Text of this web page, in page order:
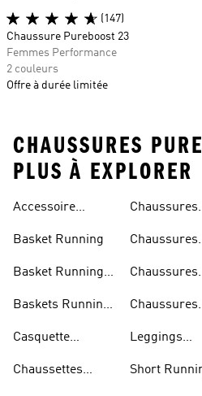
(147)
Chaussure Pureboost 23
Femmes Performance
2 couleurs
Offre à durée limitée
CHAUSSURES
PLUS À EXPLORER
Accessoire
Basket Running
Basket Running
Baskets Running
Casquette
Chaussettes
Chaussures
Chaussures
Chaussures
Chaussures
Leggings
Short